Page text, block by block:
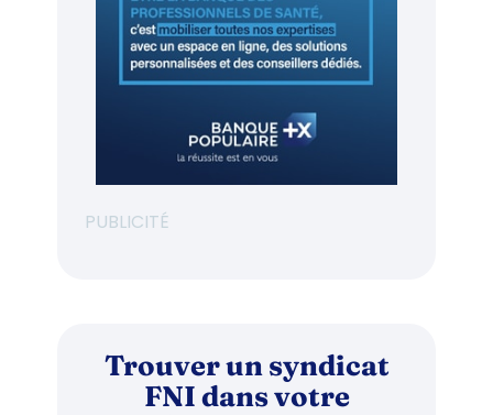
PUBLICITÉ
Trouver un syndicat
FNI dans votre